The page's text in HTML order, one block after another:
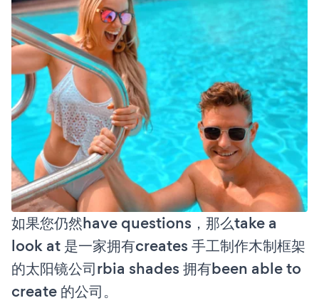
如果您仍然have questions，那么take a
look at 是一家拥有creates 手工制作木制框架
的太阳镜公司rbia shades 拥有been able to
create 的公司。